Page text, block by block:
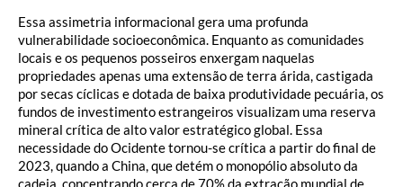
Essa assimetria informacional gera uma profunda
vulnerabilidade socioeconômica. Enquanto as comunidades
locais e os pequenos posseiros enxergam naquelas
propriedades apenas uma extensão de terra árida, castigada
por secas cíclicas e dotada de baixa produtividade pecuária, os
fundos de investimento estrangeiros visualizam uma reserva
mineral crítica de alto valor estratégico global. Essa
necessidade do Ocidente tornou-se crítica a partir do final de
2023, quando a China, que detém o monopólio absoluto da
cadeia, concentrando cerca de 70% da extração mundial de